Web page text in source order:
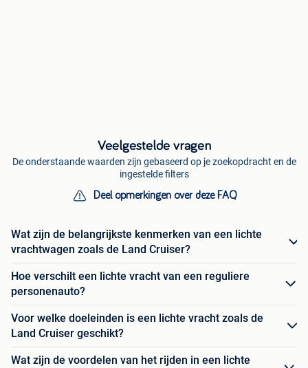
Veelgestelde vragen
De onderstaande waarden zijn gebaseerd op je zoekopdracht en de
ingestelde filters
Deel opmerkingen over deze FAQ
Wat zijn de belangrijkste kenmerken van een lichte
vrachtwagen zoals de Land Cruiser?
Hoe verschilt een lichte vracht van een reguliere
personenauto?
Voor welke doeleinden is een lichte vracht zoals de
Land Cruiser geschikt?
Wat zijn de voordelen van het rijden in een lichte